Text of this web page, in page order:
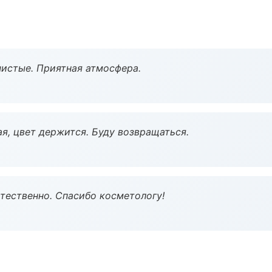
Приятная атмосфера.
цвет держится. Буду возвращаться.
Спасибо косметологу!